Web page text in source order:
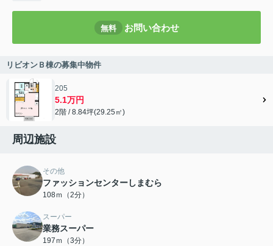
無料 お問い合わせ
リビオンＢ棟の募集中物件
205
5.1万円
2階 / 8.84坪(29.25㎡)
周辺施設
その他
ファッションセンターしまむら
108ｍ（2分）
スーパー
業務スーパー
197ｍ（3分）